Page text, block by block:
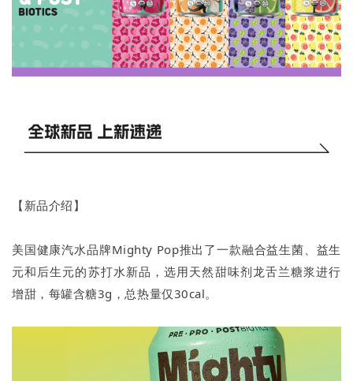
【新品介绍】
美国健康汽水品牌Mighty Pop推出了一款融合益生菌、益生
元和后生元的苏打水新品，选用天然甜味剂龙舌兰糖浆进行
增甜，每罐含糖3g，总热量仅30cal。